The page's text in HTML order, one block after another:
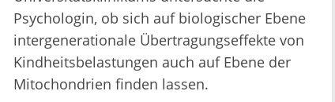
Psychologin, ob sich auf biologischer Ebene
intergenerationale Übertragungseffekte von
Kindheitsbelastungen auch auf Ebene der
Mitochondrien finden lassen.